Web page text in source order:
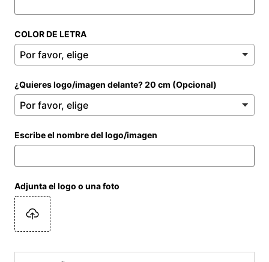
COLOR DE LETRA
¿Quieres logo/imagen delante? 20 cm (Opcional)
Escribe el nombre del logo/imagen
Adjunta el logo o una foto